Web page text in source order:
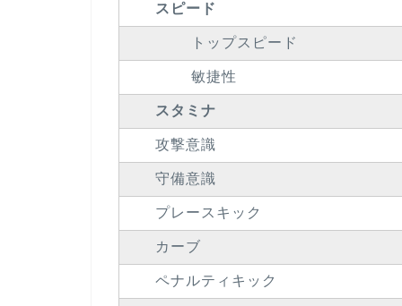
スピード
トップスピード
敏捷性
スタミナ
攻撃意識
守備意識
プレースキック
カーブ
ペナルティキック